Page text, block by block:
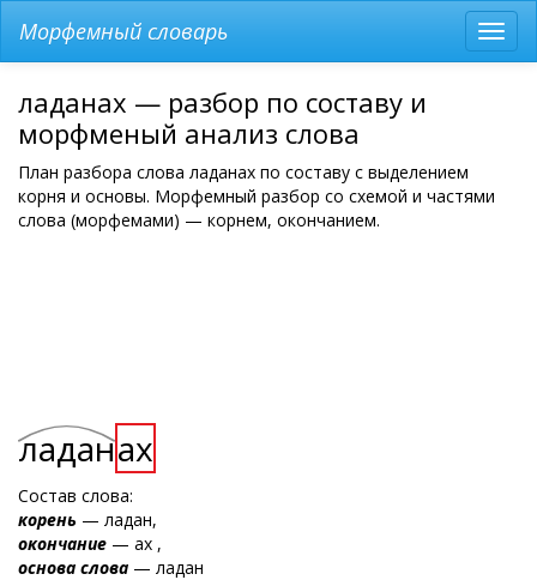
меню
Морфемный словарь
ладанах — разбор по составу и
морфменый анализ слова
План разбора слова ладанах по составу с выделением
корня и основы. Морфемный разбор со схемой и частями
слова (морфемами) — корнем, окончанием.
ладанах
Состав слова:
корень — ладан,
окончание — ах ,
основа слова — ладан